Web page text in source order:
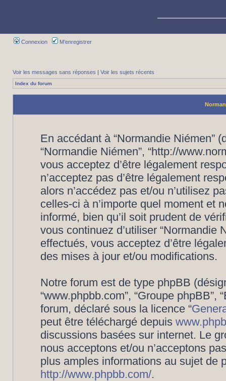
Connexion M’enregistrer
Voir les messages sans réponses | Voir les sujets récents
Index du forum
En accédant à “Normandie Niémen”
“Normandie Niémen”, “http://
vous acceptez d’être légalement
n’acceptez pas d’être légalement
alors n’accédez pas et/ou n’utilisez
celles-ci à n’importe quel moment et
informé, bien qu’il soit prudent de
vous continuez d’utiliser “Normandie
effectués, vous acceptez d’être
des mises à jour et/ou modifications.
Notre forum est de type phpBB
“www.phpbb.com”, “Groupe
forum, déclaré sous la licence “
peut être téléchargé depuis
discussions basées sur internet. Le
nous acceptons et/ou n’acceptons
plus amples informations au sujet de
http://www.phpbb.com/.